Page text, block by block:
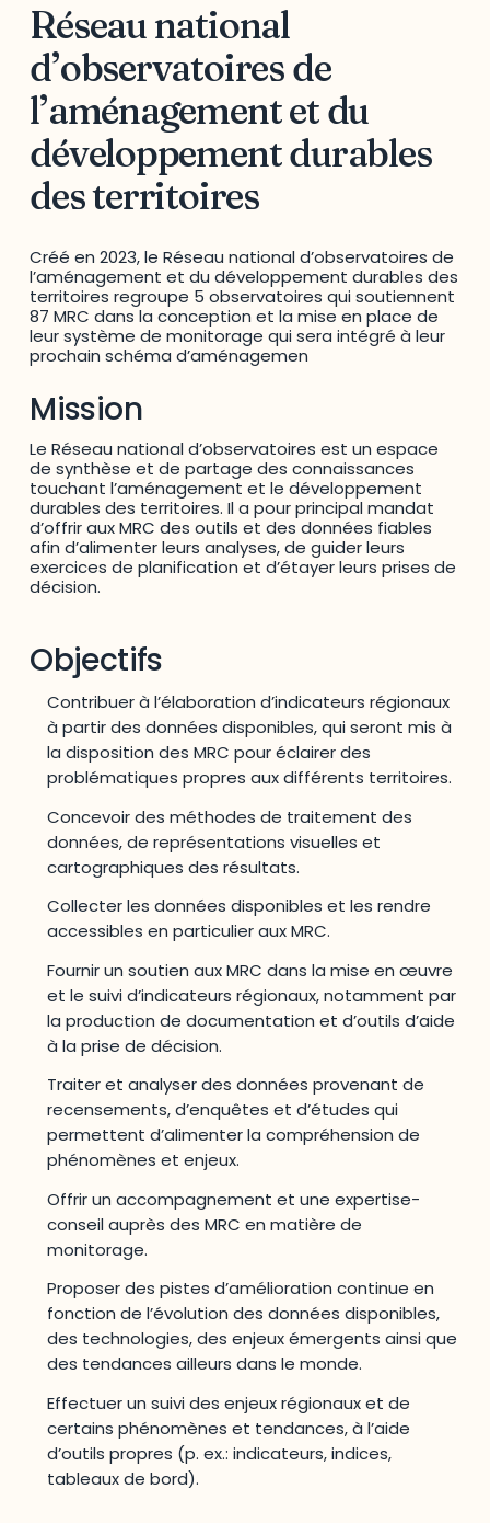
Réseau national
d’observatoires de
l’aménagement et du
développement durables
des territoires
Créé en 2023, le Réseau national d’observatoires de
l’aménagement et du développement durables des
territoires regroupe 5 observatoires qui soutiennent
87 MRC dans la conception et la mise en place de
leur système de monitorage qui sera intégré à leur
prochain schéma d’aménagemen
Mission
Le Réseau national d’observatoires est un espace
de synthèse et de partage des connaissances
touchant l’aménagement et le développement
durables des territoires. Il a pour principal mandat
d’offrir aux MRC des outils et des données fiables
afin d’alimenter leurs analyses, de guider leurs
exercices de planification et d’étayer leurs prises de
décision.
Objectifs
Contribuer à l’élaboration d’indicateurs régionaux
à partir des données disponibles, qui seront mis à
la disposition des MRC pour éclairer des
problématiques propres aux différents territoires.
Concevoir des méthodes de traitement des
données, de représentations visuelles et
cartographiques des résultats.
Collecter les données disponibles et les rendre
accessibles en particulier aux MRC.
Fournir un soutien aux MRC dans la mise en œuvre
et le suivi d’indicateurs régionaux, notamment par
la production de documentation et d’outils d’aide
à la prise de décision.
Traiter et analyser des données provenant de
recensements, d’enquêtes et d’études qui
permettent d’alimenter la compréhension de
phénomènes et enjeux.
Offrir un accompagnement et une expertise-
conseil auprès des MRC en matière de
monitorage.
Proposer des pistes d’amélioration continue en
fonction de l’évolution des données disponibles,
des technologies, des enjeux émergents ainsi que
des tendances ailleurs dans le monde.
Effectuer un suivi des enjeux régionaux et de
certains phénomènes et tendances, à l’aide
d’outils propres (p. ex.: indicateurs, indices,
tableaux de bord).